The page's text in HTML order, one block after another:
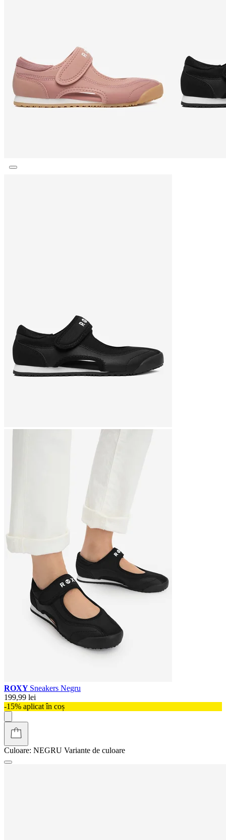
ROXY Sneakers Negru
199,99 lei
-15% aplicat în coș
Culoare: NEGRU Variante de culoare